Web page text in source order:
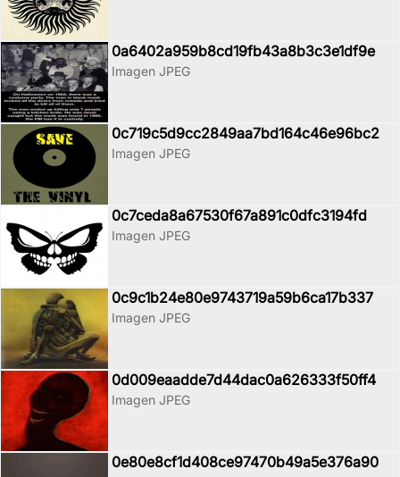
0a6402a959b8cd19fb43a8b3c3e1df9e
Imagen JPEG
0c719c5d9cc2849aa7bd164c46e96bc2
Imagen JPEG
0c7ceda8a67530f67a891c0dfc3194fd
Imagen JPEG
0c9c1b24e80e9743719a59b6ca17b337
Imagen JPEG
0d009eaadde7d44dac0a626333f50ff4
Imagen JPEG
0e80e8cf1d408ce97470b49a5e376a90